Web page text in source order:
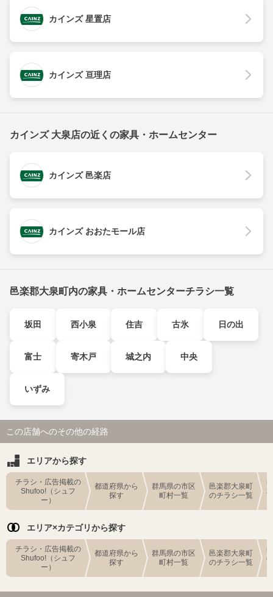
カインズ 星置店
カインズ 亘理店
カインズ 大泉店の近くの家具・ホームセンター
カインズ 邑楽店
カインズ おおたモール店
邑楽郡大泉町内の家具・ホームセンターチラシ一覧
坂田 西小泉 住吉 古氷 日の出
富士 寄木戸 城之内 中央
いずみ
この店舗へのその他の経路
エリアから探す
チラシ・広告掲載の
Shufoo!（シュフ
ー）
都道府県から
探す
群馬県の市区
町村一覧
邑楽郡大泉町
のチラシ一覧
エリア×カテゴリから探す
チラシ・広告掲載の
Shufoo!（シュフ
ー）
都道府県から
探す
群馬県の市区
町村一覧
邑楽郡大泉町
のチラシ一覧